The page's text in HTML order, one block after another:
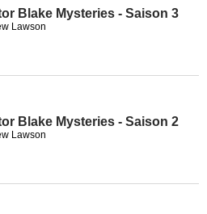
Blake Mysteries - Saison 3
Lawson
Blake Mysteries - Saison 2
Lawson